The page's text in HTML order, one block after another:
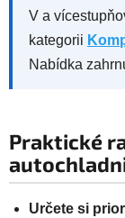
V a
kategorii
Nabídka
Praktické
Určete si